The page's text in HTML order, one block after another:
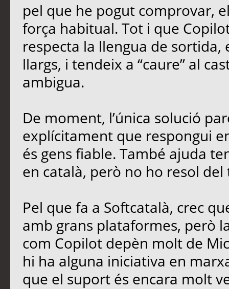
pel que he pogut comprovar,
força habitual. Tot i que
respecta la llengua de
llargs, i tendeix a “caure” al
ambigua.
De moment, l’única solució
explícitament que respongui
és gens fiable. També ajuda
en català, però no ho resol del
Pel que fa a Softcatalà, crec
amb grans plataformes, però
com Copilot depèn molt de
hi ha alguna iniciativa en
que el suport és encara molt